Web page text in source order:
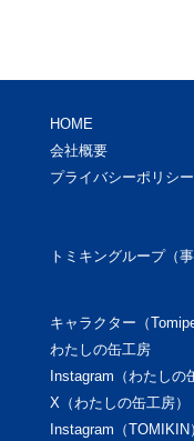
HOME
会社概要
プライバシーポリシー
トミキングループ（
キャラクター（
わたしの缶工房
Instagram（わたしの
X（わたしの缶工房）
Instagram（TOMIKIN